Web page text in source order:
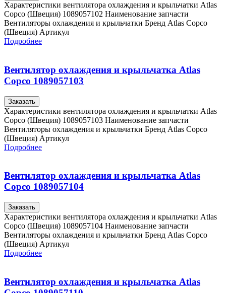
Характеристики вентилятора охлаждения и крыльчатки Atlas
Copco (Швеция) 1089057102 Наименование запчасти
Вентиляторы охлаждения и крыльчатки Бренд Atlas Copco
(Швеция) Артикул
Подробнее
Вентилятор охлаждения и крыльчатка Atlas
Copco 1089057103
Заказать
Характеристики вентилятора охлаждения и крыльчатки Atlas
Copco (Швеция) 1089057103 Наименование запчасти
Вентиляторы охлаждения и крыльчатки Бренд Atlas Copco
(Швеция) Артикул
Подробнее
Вентилятор охлаждения и крыльчатка Atlas
Copco 1089057104
Заказать
Характеристики вентилятора охлаждения и крыльчатки Atlas
Copco (Швеция) 1089057104 Наименование запчасти
Вентиляторы охлаждения и крыльчатки Бренд Atlas Copco
(Швеция) Артикул
Подробнее
Вентилятор охлаждения и крыльчатка Atlas